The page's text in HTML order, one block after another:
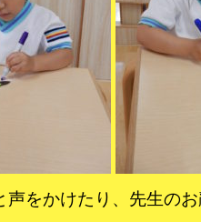
をかけたり、先生のお